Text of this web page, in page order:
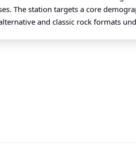
The station targets a core
and classic rock formats